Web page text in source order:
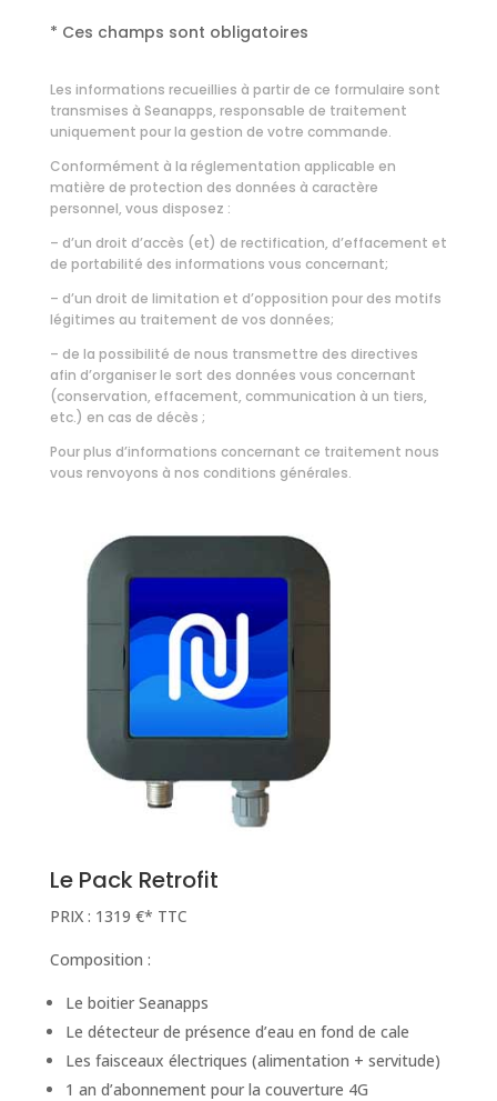
* Ces champs sont obligatoires
Les informations recueillies à partir de ce formulaire sont
transmises à Seanapps, responsable de traitement
uniquement pour la gestion de votre commande.
Conformément à la réglementation applicable en
matière de protection des données à caractère
personnel, vous disposez :
– d’un droit d’accès (et) de rectification, d’effacement et
de portabilité des informations vous concernant;
– d’un droit de limitation et d’opposition pour des motifs
légitimes au traitement de vos données;
– de la possibilité de nous transmettre des directives
afin d’organiser le sort des données vous concernant
(conservation, effacement, communication à un tiers,
etc.) en cas de décès ;
Pour plus d’informations concernant ce traitement nous
vous renvoyons à nos conditions générales.
Le Pack Retrofit
PRIX : 1319 €* TTC
Composition :
Le boitier Seanapps
Le détecteur de présence d’eau en fond de cale
Les faisceaux électriques (alimentation + servitude)
1 an d’abonnement pour la couverture 4G